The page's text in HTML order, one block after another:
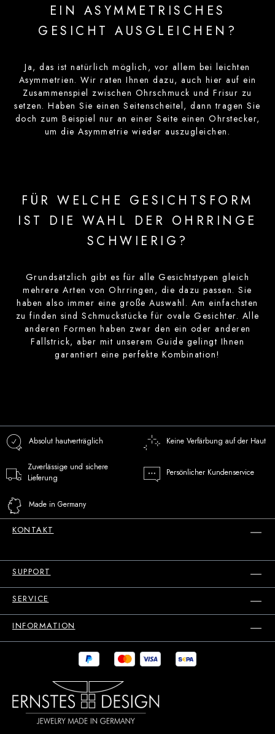
EIN ASYMMETRISCHES
GESICHT AUSGLEICHEN?
Ja, das ist natürlich möglich, vor allem bei leichten
Asymmetrien. Wir raten Ihnen dazu, auch hier auf ein
Zusammenspiel zwischen Ohrschmuck und Frisur zu
setzen. Haben Sie einen Seitenscheitel, dann tragen Sie
doch zum Beispiel nur an einer Seite einen Ohrstecker,
um die Asymmetrie wieder auszugleichen.
FÜR WELCHE GESICHTSFORM
IST DIE WAHL DER OHRRINGE
SCHWIERIG?
Grundsätzlich gibt es für alle Gesichtstypen gleich
mehrere Arten von Ohrringen, die dazu passen. Sie
haben also immer eine große Auswahl. Am einfachsten
zu finden sind Schmuckstücke für ovale Gesichter. Alle
anderen Formen haben zwar den ein oder anderen
Fallstrick, aber mit unserem Guide gelingt Ihnen
garantiert eine perfekte Kombination!
Absolut hautverträglich Keine Verfärbung auf der Haut
Zuverlässige und sichere
Lieferung
Persönlicher Kundenservice
Made in Germany
KONTAKT
SUPPORT
SERVICE
INFORMATION